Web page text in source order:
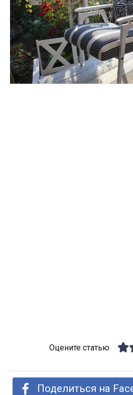
Оцените статью
Поделиться на